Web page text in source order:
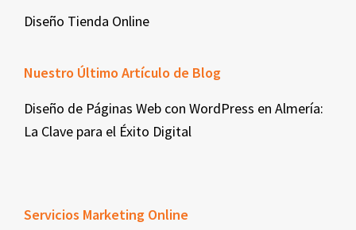
Diseño Tienda Online
Nuestro Último Artículo de Blog
Diseño de Páginas Web con WordPress en Almería:
La Clave para el Éxito Digital
Servicios Marketing Online